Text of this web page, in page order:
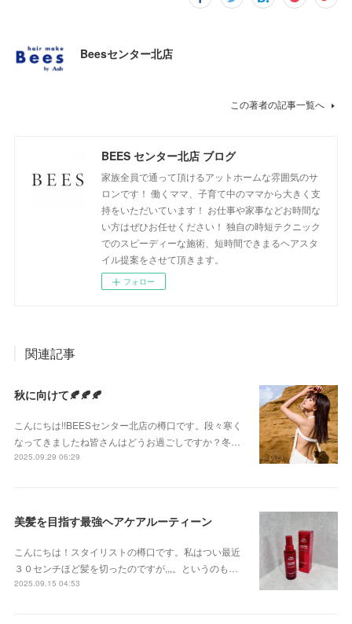
Beesセンター北店
この著者の記事一覧へ
BEES センター北店 ブログ
家族全員で通って頂けるアットホームな雰囲気のサ
ロンです！ 働くママ、子育て中のママから大きく支
持をいただいています！ お仕事や家事などお時間な
い方はぜひお任せください！ 独自の時短テクニック
でのスピーディーな施術、短時間できまるヘアスタ
イル提案をさせて頂きます。
フォロー
関連記事
秋に向けて🍂🍂🍂
こんにちは!!BEESセンター北店の樽口です。段々寒く
なってきましたね皆さんはどうお過ごしですか？冬…
2025.09.29 06:29
美髪を目指す最強ヘアケアルーティーン
こんにちは！スタイリストの樽口です。私はつい最近
３０センチほど髪を切ったのですが,,,。というのも…
2025.09.15 04:53